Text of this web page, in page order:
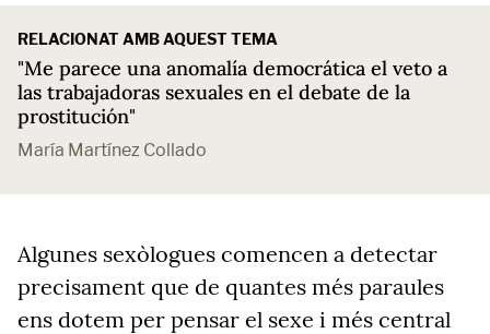
RELACIONAT AMB AQUEST TEMA
"Me parece una anomalía democrática el veto a
las trabajadoras sexuales en el debate de la
prostitución"
María Martínez Collado
Algunes sexòlogues comencen a detectar
precisament que de quantes més paraules
ens dotem per pensar el sexe i més central